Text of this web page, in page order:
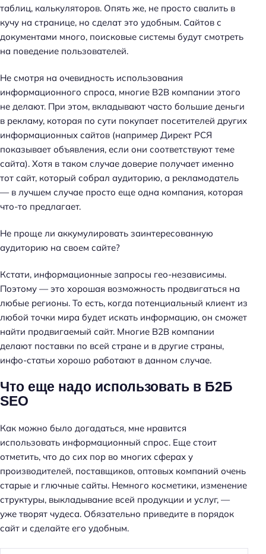
таблиц, калькуляторов. Опять же, не просто свалить в
кучу на странице, но сделат это удобным. Сайтов с
документами много, поисковые системы будут смотреть
на поведение пользователей.
Не смотря на очевидность использования
информационного спроса, многие B2B компании этого
не делают. При этом, вкладывают часто большие деньги
в рекламу, которая по сути покупает посетителей других
информационных сайтов (например Директ РСЯ
показывает объявления, если они соответствуют теме
сайта). Хотя в таком случае доверие получает именно
тот сайт, который собрал аудиторию, а рекламодатель
— в лучшем случае просто еще одна компания, которая
что-то предлагает.
Не проще ли аккумулировать заинтересованную
аудиторию на своем сайте?
Кстати, информационные запросы гео-независимы.
Поэтому — это хорошая возможность продвигаться на
любые регионы. То есть, когда потенциальный клиент из
любой точки мира будет искать информацию, он сможет
найти продвигаемый сайт. Многие B2B компании
делают поставки по всей стране и в другие страны,
инфо-статьи хорошо работают в данном случае.
Что еще надо использовать в Б2Б
SEO
Как можно было догадаться, мне нравится
использовать информационный спрос. Еще стоит
отметить, что до сих пор во многих сферах у
производителей, поставщиков, оптовых компаний очень
старые и глючные сайты. Немного косметики, изменение
структуры, выкладывание всей продукции и услуг, —
уже творят чудеса. Обязательно приведите в порядок
сайт и сделайте его удобным.